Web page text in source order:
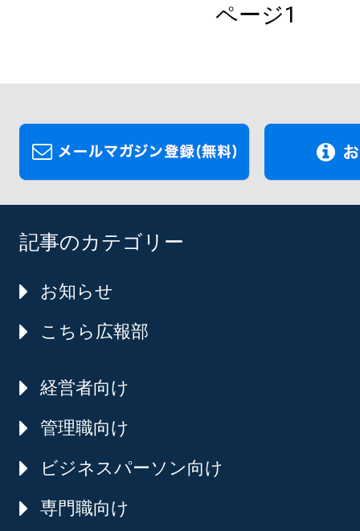
ページ1
記事のカテゴリー
お知らせ
こちら広報部
経営者向け
管理職向け
ビジネスパーソン向け
専門職向け